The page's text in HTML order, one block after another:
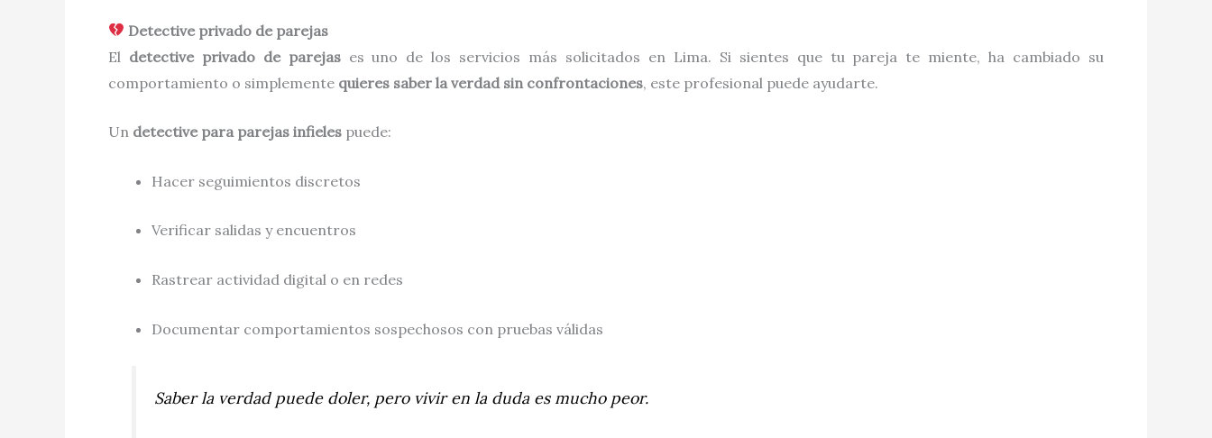
Detective privado de parejas
El detective privado de parejases uno de los servicios más solicitados en Lima. Si sientes que tu pareja te miente, ha cambiado su
comportamiento o simplemente quieres saber la verdad sin confrontaciones, este profesional puede ayudarte.
Un detective para parejas infieles puede:
Hacer seguimientos discretos
Verificar salidas y encuentros
Rastrear actividad digital o en redes
Documentar comportamientos sospechosos con pruebas válidas
Saber la verdad puede doler, pero vivir en la duda es mucho peor.